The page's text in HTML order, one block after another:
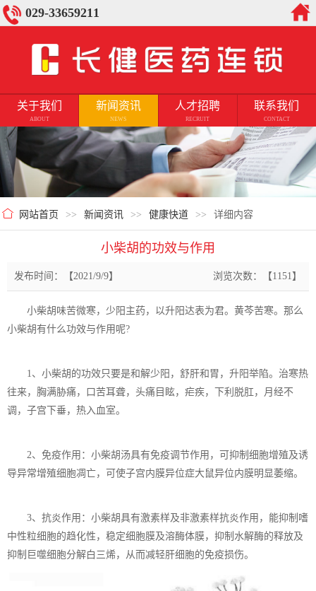
029-33659211
关于我们
ABOUT
新闻资讯
NEWS
人才招聘
RECRUIT
联系我们
CONTACT
网站首页 >> 新闻资讯 >> 健康快道 >> 详细内容
小柴胡的功效与作用
发布时间：【2021/9/9】 浏览次数：【1151】
小柴胡味苦微寒，少阳主药，以升阳达表为君。黄芩苦寒。那么
小柴胡有什么功效与作用呢?
1、小柴胡的功效只要是和解少阳，舒肝和胃，升阳举陷。治寒热
往来，胸满胁痛，口苦耳聋，头痛目眩，疟疾，下利脱肛，月经不
调，子宫下垂，热入血室。
2、免疫作用：小柴胡汤具有免疫调节作用，可抑制细胞增殖及诱
导异常增殖细胞凋亡，可使子宫内膜异位症大鼠异位内膜明显萎缩。
3、抗炎作用：小柴胡具有激素样及非激素样抗炎作用，能抑制嗜
中性粒细胞的趋化性，稳定细胞膜及溶酶体膜，抑制水解酶的释放及
抑制巨噬细胞分解白三烯，从而减轻肝细胞的免疫损伤。